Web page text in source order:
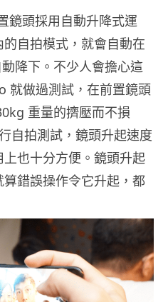
鏡頭採用自動升降式運
自拍模式，就會自動在
降下。不少人會擔心這
就做過測試，在前置鏡頭
重量的擠壓而不損
自拍測試，鏡頭升起速度
也十分方便。鏡頭升起
錯誤操作令它升起，都